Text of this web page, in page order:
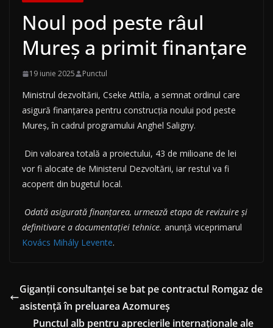
Noul pod peste râul
Mureș a primit finanțare
19 iunie 2025 Punctul
Ministrul dezvoltării, Cseke Attila, a semnat ordinul care
asigură finanțarea pentru construcția noului pod peste
Mureș, în cadrul programului Anghel Saligny.
Din valoarea totală a proiectului, 43 de milioane de lei
vor fi alocate de Ministerul Dezvoltării, iar restul va fi
acoperit din bugetul local.
Odată asigurată finanțarea, urmează etapa de revizuire și
definitivare a documentației tehnice. anunță viceprimarul
Kovács Mihály Levente.
Giganții consultanței se bat pe contractul Romgaz de
asistență în preluarea Azomureș
Punctul alb pentru aprecierile internaționale ale